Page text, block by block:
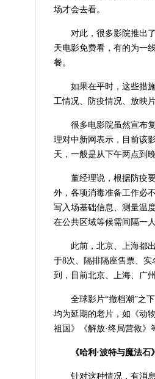
场才会去看。
对此，很多影院推出
天电影免费看，有的为一
餐。
如果在平时，这些措
工情况、防疫情况、放映
很多电影院虽然宣布
理对中新网表示，目前该
天，一般是从下午两点到
董经理说，根据防疫
外，各项消毒准备工作必
写入场基础信息、测量温
在公共区域等候需间隔一人
此前，北京、上海都
于8次、隔排隔座售票、
到，目前北京、上海、广
全球影片“撤档潮”之
均为延期的老片，如《动
祖国》《解放·终局营救》
《哈利·波特与魔法
针对这种情况，有消